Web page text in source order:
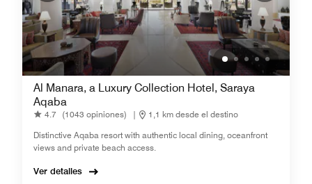
Al Manara, a Luxury Collection Hotel, Saraya
Aqaba
4.7 (1043 opiniones) |
1,1 km desde el destino
Distinctive Aqaba resort with authentic local dining, oceanfront
views and private beach access.
Ver detalles